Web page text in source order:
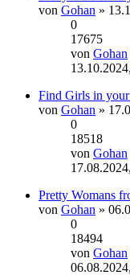
von Gohan »
0
17675
von Gohan
Find Girls in
von Gohan »
0
18518
von Gohan
Pretty Womans
von Gohan »
0
18494
von Gohan